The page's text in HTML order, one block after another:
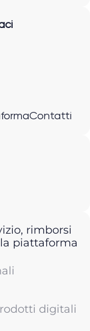
Contatti
rimborsi
piattaforma
digitali